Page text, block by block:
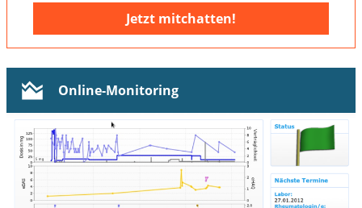
Jetzt mitchatten!
Online-Monitoring